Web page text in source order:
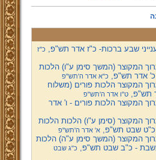
שבע ברכות- כ"ז אדר תש"פ,כ"ז
המקוצר (המשך סימן ע"ו) הלכות
- כ' אדר תש"פ,כ"א אדר ה'תש"פ
המקוצר הלכות פורים (משלוח
תש"פ,ט"ו אדר ה'תש"פ
המקוצר הלכות פורים - ו' אדר
המקוצר (סימן ע"ו) הלכות הלכות
- כ"ט שבט תש"פ,א' אדר ה'תש"פ
המקוצר (המשך סימן ע"ה) הלכות
בשבת - כ"ב שבט תש"פ,כ"ג שבט